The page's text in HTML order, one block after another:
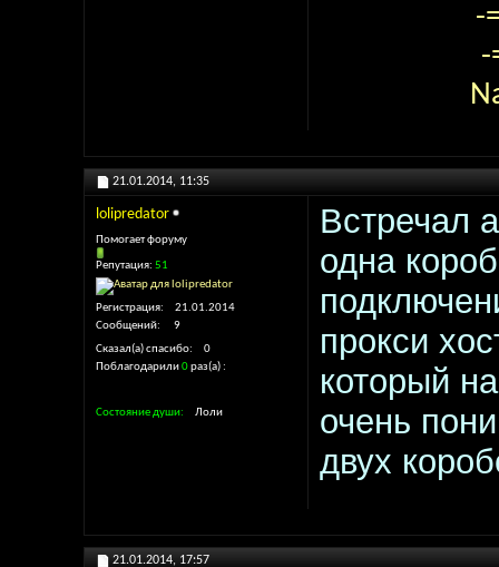
-
-
21.01.2014, 11:35
lolipredator
Помогает форуму
Репутация: 51
Регистрация
21.01.2014
Сообщений
9
Сказал(а) спасибо
0
Поблагодарили0раз(а)
Состояние души Лоли
Встречал
одна
прокси
который
очень
двух
21.01.2014, 17:57